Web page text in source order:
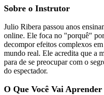
Sobre o Instrutor
Julio Ribera passou anos
online. Ele foca no "porquê"
decompor efeitos complexos
mundo real. Ele acredita que a
para de se preocupar com o
do espectador.
O Que Você Vai Aprender